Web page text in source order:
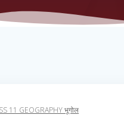
11 GEOGRAPHY भूगोल